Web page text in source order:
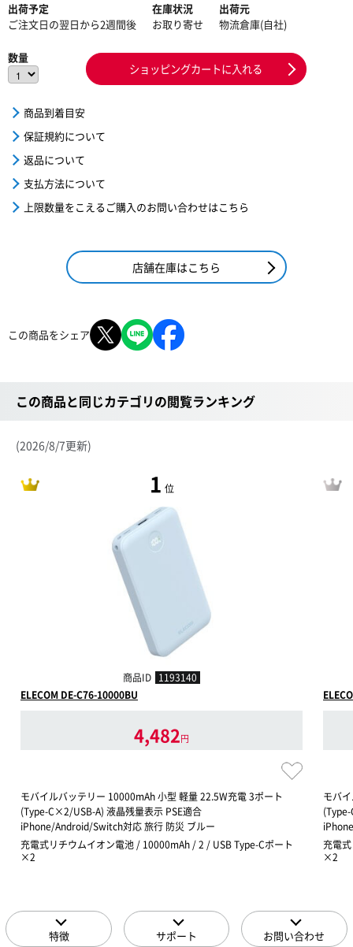
出荷予定
ご注文日の翌日から2週間後
在庫状況
お取り寄せ
出荷元
物流倉庫(自社)
数量
ショッピングカートに入れる
商品到着目安
保証規約について
返品について
支払方法について
上限数量をこえるご購入のお問い合わせはこちら
店舗在庫はこちら
この商品をシェア
この商品と同じカテゴリの閲覧ランキング
(2026/8/7更新)
1 位
商品ID 1193140
ELECOM DE-C76-10000BU
4,482円
モバイルバッテリー 10000mAh 小型 軽量 22.5W充電 3ポート
(Type-C×2/USB-A) 液晶残量表示 PSE適合
iPhone/Android/Switch対応 旅行 防災 ブルー
充電式リチウムイオン電池 / 10000mAh / 2 / USB Type-Cポート
×2
モバ
充電
×2
特徴 サポート お問い合わせ